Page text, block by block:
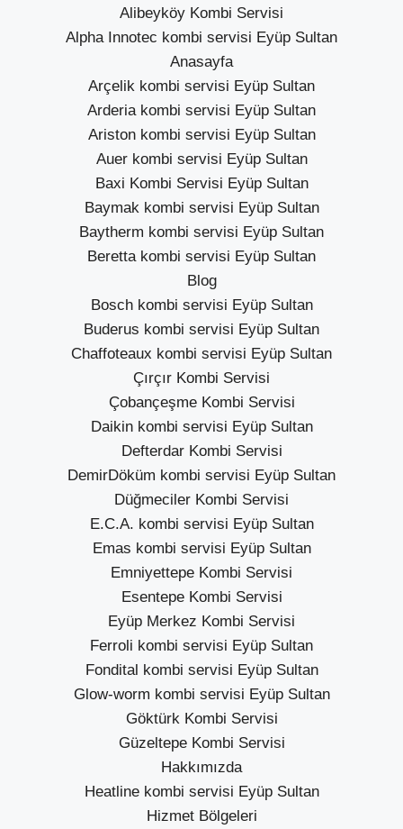
Alibeyköy Kombi Servisi
Alpha Innotec kombi servisi Eyüp Sultan
Anasayfa
Arçelik kombi servisi Eyüp Sultan
Arderia kombi servisi Eyüp Sultan
Ariston kombi servisi Eyüp Sultan
Auer kombi servisi Eyüp Sultan
Baxi Kombi Servisi Eyüp Sultan
Baymak kombi servisi Eyüp Sultan
Baytherm kombi servisi Eyüp Sultan
Beretta kombi servisi Eyüp Sultan
Blog
Bosch kombi servisi Eyüp Sultan
Buderus kombi servisi Eyüp Sultan
Chaffoteaux kombi servisi Eyüp Sultan
Çırçır Kombi Servisi
Çobançeşme Kombi Servisi
Daikin kombi servisi Eyüp Sultan
Defterdar Kombi Servisi
DemirDöküm kombi servisi Eyüp Sultan
Düğmeciler Kombi Servisi
E.C.A. kombi servisi Eyüp Sultan
Emas kombi servisi Eyüp Sultan
Emniyettepe Kombi Servisi
Esentepe Kombi Servisi
Eyüp Merkez Kombi Servisi
Ferroli kombi servisi Eyüp Sultan
Fondital kombi servisi Eyüp Sultan
Glow-worm kombi servisi Eyüp Sultan
Göktürk Kombi Servisi
Güzeltepe Kombi Servisi
Hakkımızda
Heatline kombi servisi Eyüp Sultan
Hizmet Bölgeleri